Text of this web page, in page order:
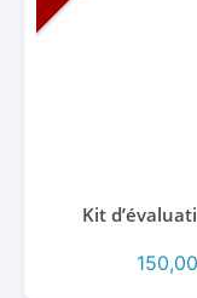
Kit
150,00